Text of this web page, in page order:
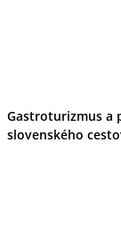
Gastroturizmus a
slovenského